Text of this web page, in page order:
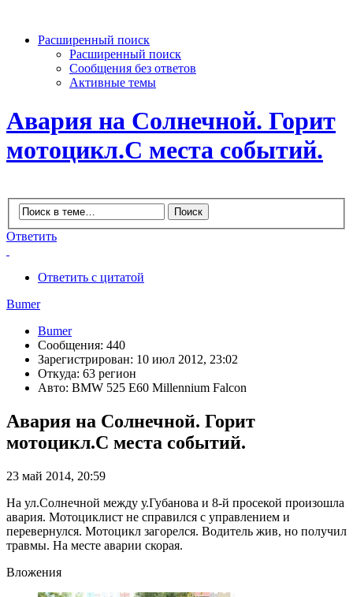
Расширенный поиск
Расширенный поиск
Сообщения без ответов
Активные темы
Авария на Солнечной. Горит
мотоцикл.С места событий.
Ответить
Ответить с цитатой
Bumer
Bumer
Сообщения: 440
Зарегистрирован: 10 июл 2012, 23:02
Откуда: 63 регион
Авто: BMW 525 E60 Millennium Falcon
Авария на Солнечной. Горит
мотоцикл.С места событий.
23 май 2014, 20:59
На ул.Солнечной между у.Губанова и 8-й просекой произошла
авария. Мотоциклист не справился с управлением и
перевернулся. Мотоцикл загорелся. Водитель жив, но получил
травмы. На месте аварии скорая.
Вложения